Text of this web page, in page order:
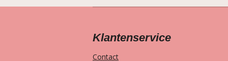
Klantenservice
Contact